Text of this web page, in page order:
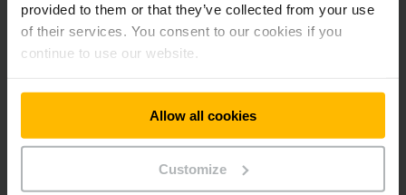
provided to them or that they’ve collected from your use
of their services. You consent to our cookies if you
continue to use our website.
Allow all cookies
Customize
Kontakt